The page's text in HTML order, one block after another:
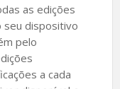
as edições
seu dispositivo
pelo
a cada